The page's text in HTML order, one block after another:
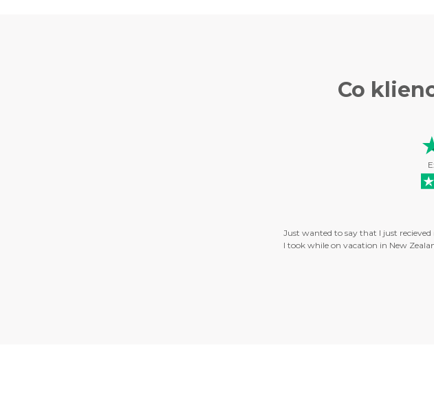
Co
Just wanted to say that I just recieved my
I took while on vacation in New Zealand,
will